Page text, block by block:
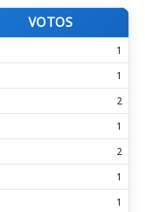
VOTOS
1
1
2
1
2
1
1